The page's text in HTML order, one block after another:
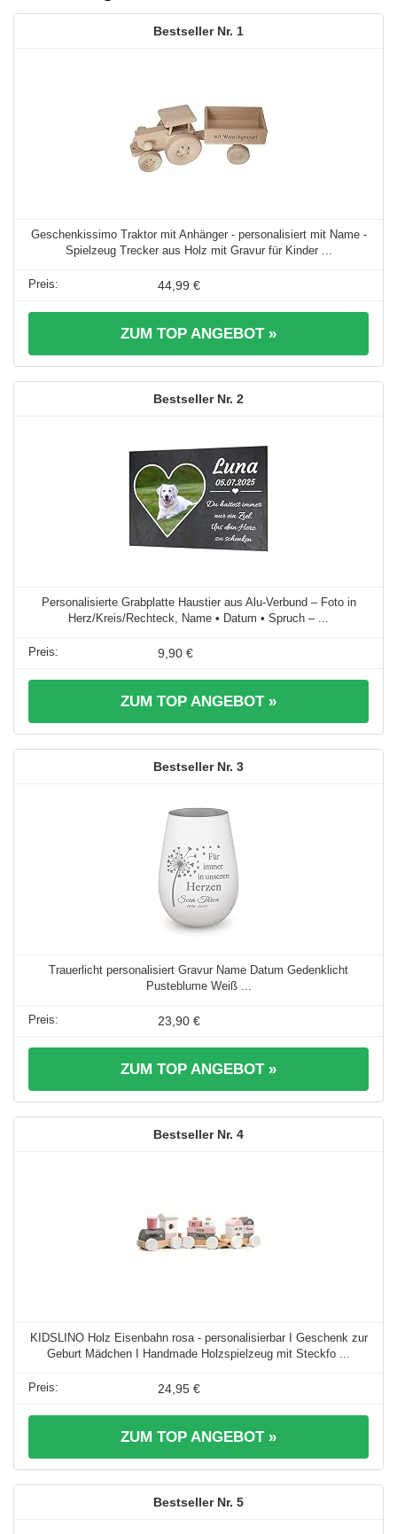
1
Geschenkissimo Traktor mit Anhänger - personalisiert mit Name -
Spielzeug Trecker aus Holz mit Gravur für Kinder ...
44,99 €
ZUM TOP ANGEBOT »
2
Personalisierte Grabplatte Haustier aus Alu-Verbund – Foto in
Herz/Kreis/Rechteck, Name • Datum • Spruch – ...
9,90 €
ZUM TOP ANGEBOT »
3
Trauerlicht personalisiert Gravur Name Datum Gedenklicht
Pusteblume Weiß ...
23,90 €
ZUM TOP ANGEBOT »
4
KIDSLINO Holz Eisenbahn rosa - personalisierbar I Geschenk zur
Geburt Mädchen I Handmade Holzspielzeug mit Steckfo ...
24,95 €
ZUM TOP ANGEBOT »
5